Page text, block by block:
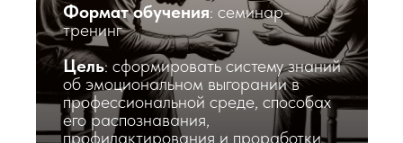
Формат обучения: семинар-
тренинг
Цель: сформировать систему знаний
об эмоциональном выгорании в
профессиональной среде, способах
его распознавания,
профилактирования и проработки